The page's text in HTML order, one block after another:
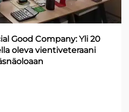
Good Company: Yli 20
oleva vientiveteraani